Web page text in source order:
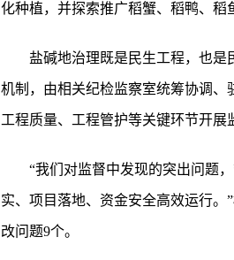
化种植，并探索推广稻蟹、稻鸭、稻
盐碱地治理既是民生工程，也是
机制，由相关纪检监察室统筹协调、
工程质量、工程管护等关键环节开展
“我们对监督中发现的突出问题
实、项目落地、资金安全高效运行
改问题9个。